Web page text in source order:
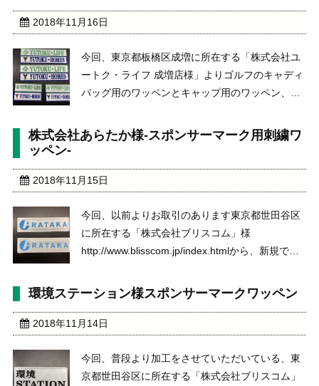
2018年11月16日
今回、東京都板橋区成増に所在する「株式会社ユ
ートク・ライフ 成増店様」よりゴルフのキャディ
バッグ用のワッペンとキャップ用のワッペン、そ
だきました。株式会社ユートク・ライフ
http://www.yutoku.co.jp/成増店様 ht ...
株式会社あらたか様-スポンサーマーク用刺繍ワ
ッペン-
2018年11月15日
今回、以前よりお取引のあります東京都世田谷区
に所在する「株式会社ブリスコム」様
http://www.blisscom.jp/index.htmlから、新規で企
たしました。兵庫県西宮市に本社が所在いたしま
環境ステーション様スポンサーマークワッペン
2018年11月14日
今回、普段より加工をさせていただいている、東
京都世田谷区に所在する「株式会社ブリスコム」